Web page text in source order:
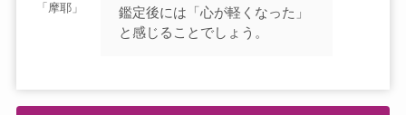
「摩耶」
鑑定後には「心が軽くなった」
と感じることでしょう。